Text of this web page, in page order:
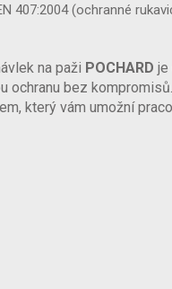
407:2004 (ochranné
na paži POCHARD je
ochranu bez
který vám umožní